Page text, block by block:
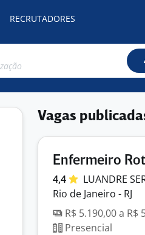
RECRUTADORES
Vagas
Enfermeiro
4,4 LUANDRE
Rio de Janeiro - RJ
R$ 5.190,00 a R$
Presencial